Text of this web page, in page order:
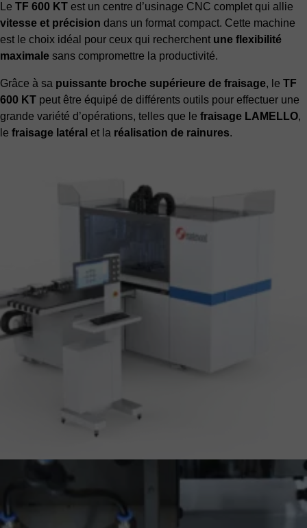
Le TF 600 KT est un centre d’usinage CNC complet qui allie
vitesse et précision dans un format compact. Cette machine
est le choix idéal pour ceux qui recherchent une flexibilité
maximale sans compromettre la productivité.
Grâce à sa puissante broche supérieure de fraisage, le TF
600 KT peut être équipé de différents outils pour effectuer une
grande variété d’opérations, telles que le fraisage LAMELLO,
le fraisage latéral et la réalisation de rainures.